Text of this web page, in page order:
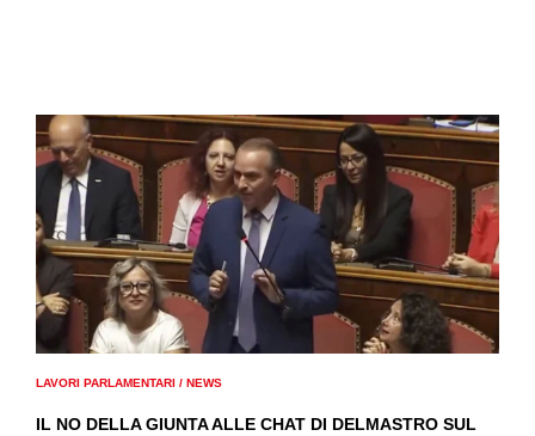
LAVORI PARLAMENTARI / NEWS
IL NO DELLA GIUNTA ALLE CHAT DI DELMASTRO SUL